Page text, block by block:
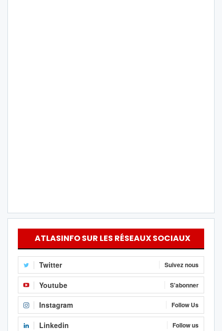
ATLASINFO SUR LES RÉSEAUX SOCIAUX
Twitter Suivez nous
Youtube S'abonner
Instagram Follow Us
Linkedin Follow us